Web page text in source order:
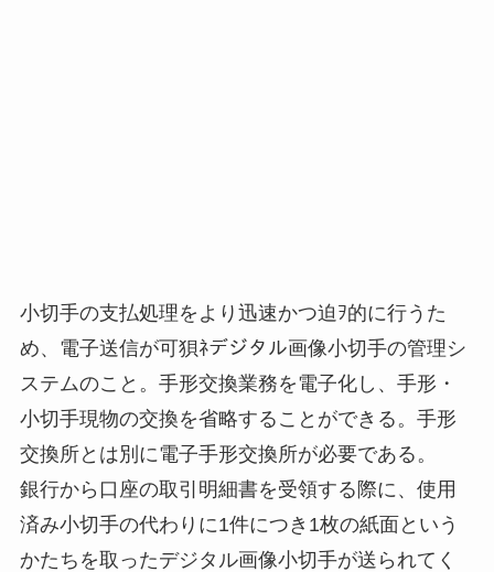
小切手の支払処理をより迅速かつ迫ｦ的に行うた
め、電子送信が可狽ﾈデジタル画像小切手の管理シ
ステムのこと。手形交換業務を電子化し、手形・
小切手現物の交換を省略することができる。手形
交換所とは別に電子手形交換所が必要である。
銀行から口座の取引明細書を受領する際に、使用
済み小切手の代わりに1件につき1枚の紙面という
かたちを取ったデジタル画像小切手が送られてく